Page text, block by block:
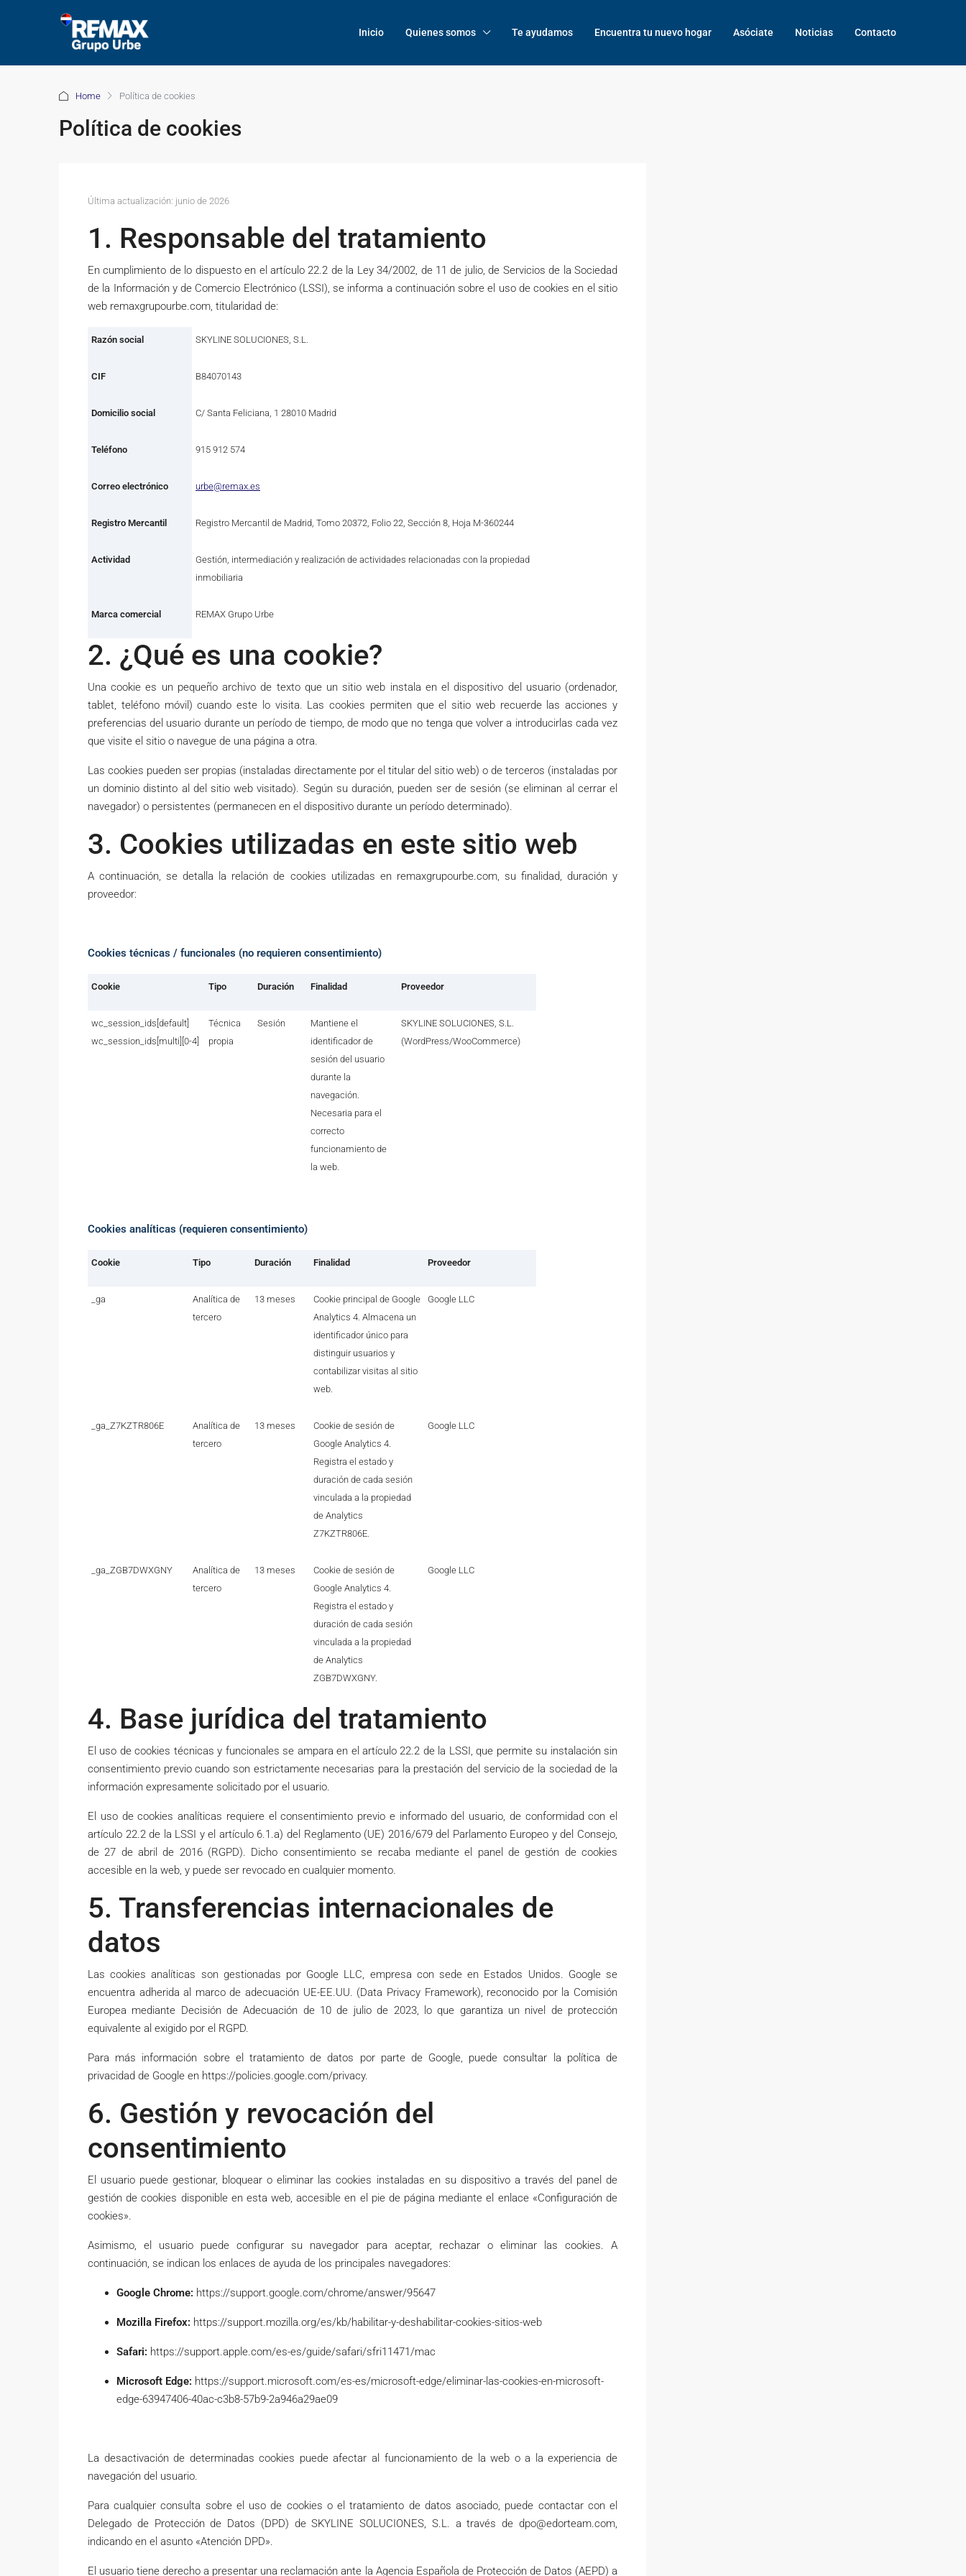
Inicio Quienes somos Te ayudamos Encuentra tu nuevo hogar Asóciate Noticias Contacto
Home Política de cookies
Política de cookies
Última actualización: junio de 2026
1. Responsable del tratamiento
En cumplimiento de lo dispuesto en el artículo 22.2 de la Ley 34/2002, de 11 de julio, de Servicios de la Sociedad
de la Información y de Comercio Electrónico (LSSI), se informa a continuación sobre el uso de cookies en el sitio
web remaxgrupourbe.com, titularidad de:
Razón social SKYLINE SOLUCIONES, S.L.
CIF B84070143
Domicilio social C/ Santa Feliciana, 1 28010 Madrid
Teléfono 915 912 574
Correo electrónico urbe@remax.es
Registro Mercantil Registro Mercantil de Madrid, Tomo 20372, Folio 22, Sección 8, Hoja M-360244
Actividad
Gestión, intermediación y realización de actividades relacionadas con la propiedad
inmobiliaria
Marca comercial REMAX Grupo Urbe
2. ¿Qué es una cookie?
Una cookie es un pequeño archivo de texto que un sitio web instala en el dispositivo del usuario (ordenador,
tablet, teléfono móvil) cuando este lo visita. Las cookies permiten que el sitio web recuerde las acciones y
preferencias del usuario durante un período de tiempo, de modo que no tenga que volver a introducirlas cada vez
que visite el sitio o navegue de una página a otra.
Las cookies pueden ser propias (instaladas directamente por el titular del sitio web) o de terceros (instaladas por
un dominio distinto al del sitio web visitado). Según su duración, pueden ser de sesión (se eliminan al cerrar el
navegador) o persistentes (permanecen en el dispositivo durante un período determinado).
3. Cookies utilizadas en este sitio web
A continuación, se detalla la relación de cookies utilizadas en remaxgrupourbe.com, su finalidad, duración y
proveedor:
Cookies técnicas / funcionales (no requieren consentimiento)
Cookie Tipo Duración Finalidad Proveedor
wc_session_ids[default]
wc_session_ids[multi][0-4]
Técnica
propia
Sesión
Mantiene el
identificador de
sesión del usuario
durante la
navegación.
Necesaria para el
correcto
funcionamiento de
la web.
SKYLINE SOLUCIONES, S.L.
(WordPress/WooCommerce)
Cookies analíticas (requieren consentimiento)
Cookie Tipo Duración Finalidad Proveedor
_ga
Analítica de
tercero
13 meses
Cookie principal de Google
Analytics 4. Almacena un
identificador único para
distinguir usuarios y
contabilizar visitas al sitio
web.
Google LLC
_ga_Z7KZTR806E
Analítica de
tercero
13 meses
Cookie de sesión de
Google Analytics 4.
Registra el estado y
duración de cada sesión
vinculada a la propiedad
de Analytics
Z7KZTR806E.
Google LLC
_ga_ZGB7DWXGNY
Analítica de
tercero
13 meses
Cookie de sesión de
Google Analytics 4.
Registra el estado y
duración de cada sesión
vinculada a la propiedad
de Analytics
ZGB7DWXGNY.
Google LLC
4. Base jurídica del tratamiento
El uso de cookies técnicas y funcionales se ampara en el artículo 22.2 de la LSSI, que permite su instalación sin
consentimiento previo cuando son estrictamente necesarias para la prestación del servicio de la sociedad de la
información expresamente solicitado por el usuario.
El uso de cookies analíticas requiere el consentimiento previo e informado del usuario, de conformidad con el
artículo 22.2 de la LSSI y el artículo 6.1.a) del Reglamento (UE) 2016/679 del Parlamento Europeo y del Consejo,
de 27 de abril de 2016 (RGPD). Dicho consentimiento se recaba mediante el panel de gestión de cookies
accesible en la web, y puede ser revocado en cualquier momento.
5. Transferencias internacionales de
datos
Las cookies analíticas son gestionadas por Google LLC, empresa con sede en Estados Unidos. Google se
encuentra adherida al marco de adecuación UE-EE.UU. (Data Privacy Framework), reconocido por la Comisión
Europea mediante Decisión de Adecuación de 10 de julio de 2023, lo que garantiza un nivel de protección
equivalente al exigido por el RGPD.
Para más información sobre el tratamiento de datos por parte de Google, puede consultar la política de
privacidad de Google en https://policies.google.com/privacy.
6. Gestión y revocación del
consentimiento
El usuario puede gestionar, bloquear o eliminar las cookies instaladas en su dispositivo a través del panel de
gestión de cookies disponible en esta web, accesible en el pie de página mediante el enlace «Configuración de
cookies».
Asimismo, el usuario puede configurar su navegador para aceptar, rechazar o eliminar las cookies. A
continuación, se indican los enlaces de ayuda de los principales navegadores:
Google Chrome: https://support.google.com/chrome/answer/95647
Mozilla Firefox: https://support.mozilla.org/es/kb/habilitar-y-deshabilitar-cookies-sitios-web
Safari: https://support.apple.com/es-es/guide/safari/sfri11471/mac
Microsoft Edge: https://support.microsoft.com/es-es/microsoft-edge/eliminar-las-cookies-en-microsoft-
edge-63947406-40ac-c3b8-57b9-2a946a29ae09
La desactivación de determinadas cookies puede afectar al funcionamiento de la web o a la experiencia de
navegación del usuario.
Para cualquier consulta sobre el uso de cookies o el tratamiento de datos asociado, puede contactar con el
Delegado de Protección de Datos (DPD) de SKYLINE SOLUCIONES, S.L. a través de dpo@edorteam.com,
indicando en el asunto «Atención DPD».
El usuario tiene derecho a presentar una reclamación ante la Agencia Española de Protección de Datos (AEPD) a